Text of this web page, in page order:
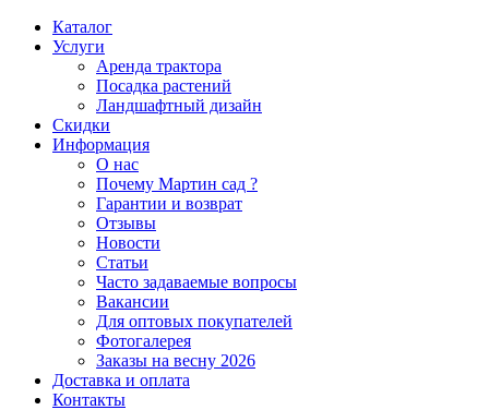
Каталог
Услуги
Аренда трактора
Посадка растений
Ландшафтный дизайн
Скидки
Информация
О нас
Почему Мартин сад ?
Гарантии и возврат
Отзывы
Новости
Статьи
Часто задаваемые вопросы
Вакансии
Для оптовых покупателей
Фотогалерея
Заказы на весну 2026
Доставка и оплата
Контакты